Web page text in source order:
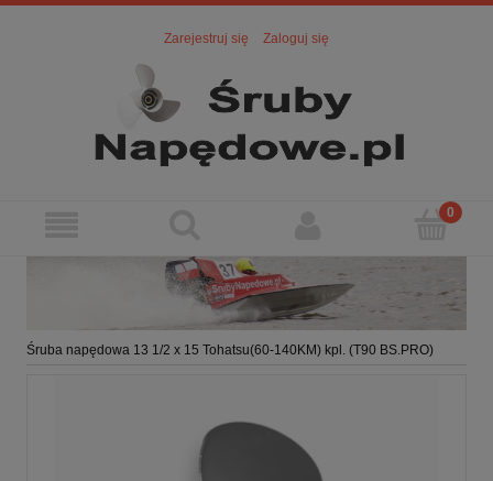
Zarejestruj się Zaloguj się
Śruba napędowa 13 1/2 x 15 Tohatsu(60-140KM) kpl. (T90 BS.PRO)